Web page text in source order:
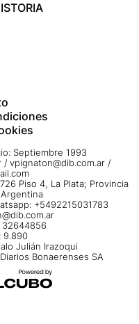
Septiembre 1993
/ vpignaton@dib.com.ar /
Piso 4, La Plata; Provincia
+5492215031783
32644856
9.890
Julián Irazoqui
Bonaerenses SA